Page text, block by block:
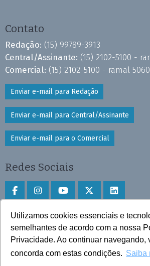
Utilizamos cookies essenciais e
semelhantes de acordo com a nossa
Privacidade. Ao continuar navegando,
concorda com estas condições. Saiba
Contato
Redação: (15) 99789-3913
Central/Assinante: (15) 2102-5100 -
Comercial: (15) 2102-5100 - ramal 5060
Enviar e-mail para Redação
Enviar e-mail para Central/Assinante
Enviar e-mail para o Comercial
Redes Sociais
Faça download do aplicativo
Play Store e App Store